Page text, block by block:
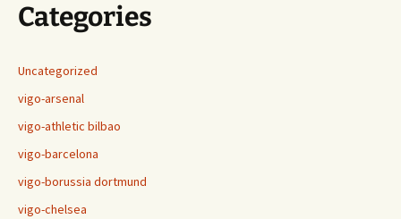
Categories
Uncategorized
vigo-arsenal
vigo-athletic bilbao
vigo-barcelona
vigo-borussia dortmund
vigo-chelsea